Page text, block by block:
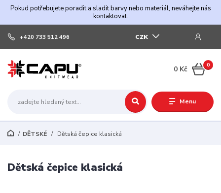
Pokud potřebujete poradit a sladit barvy nebo materiál, neváhejte nás
kontaktovat.
Menu
CZK
+420 733 512 496
0
0 Kč
DĚTSKÉ Dětská čepice klasická
Dětská čepice klasická